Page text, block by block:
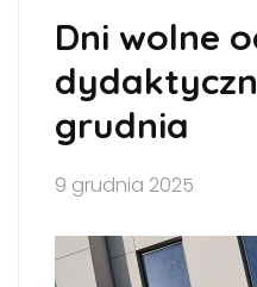
Dni wolne
grudnia
9 grudnia 2025